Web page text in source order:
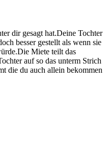
dir gesagt hat.Deine Tochter
besser gestellt als wenn sie
Miete teilt das
auf so das unterm Strich
die du auch allein bekommen